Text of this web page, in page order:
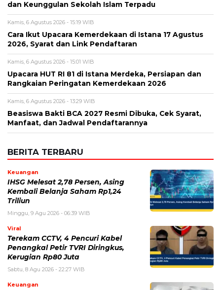
dan Keunggulan Sekolah Islam Terpadu
Kamis, 6 Agustus 2026 - 15:19 WIB
Cara Ikut Upacara Kemerdekaan di Istana 17 Agustus
2026, Syarat dan Link Pendaftaran
Kamis, 6 Agustus 2026 - 15:01 WIB
Upacara HUT RI 81 di Istana Merdeka, Persiapan dan
Rangkaian Peringatan Kemerdekaan 2026
Kamis, 6 Agustus 2026 - 13:29 WIB
Beasiswa Bakti BCA 2027 Resmi Dibuka, Cek Syarat,
Manfaat, dan Jadwal Pendaftarannya
BERITA TERBARU
Keuangan
IHSG Melesat 2,78 Persen, Asing
Kembali Belanja Saham Rp1,24
Triliun
Minggu, 9 Agu 2026 - 06:39 WIB
Viral
Terekam CCTV, 4 Pencuri Kabel
Penangkal Petir TVRI Diringkus,
Kerugian Rp80 Juta
Sabtu, 8 Agu 2026 - 22:27 WIB
Keuangan